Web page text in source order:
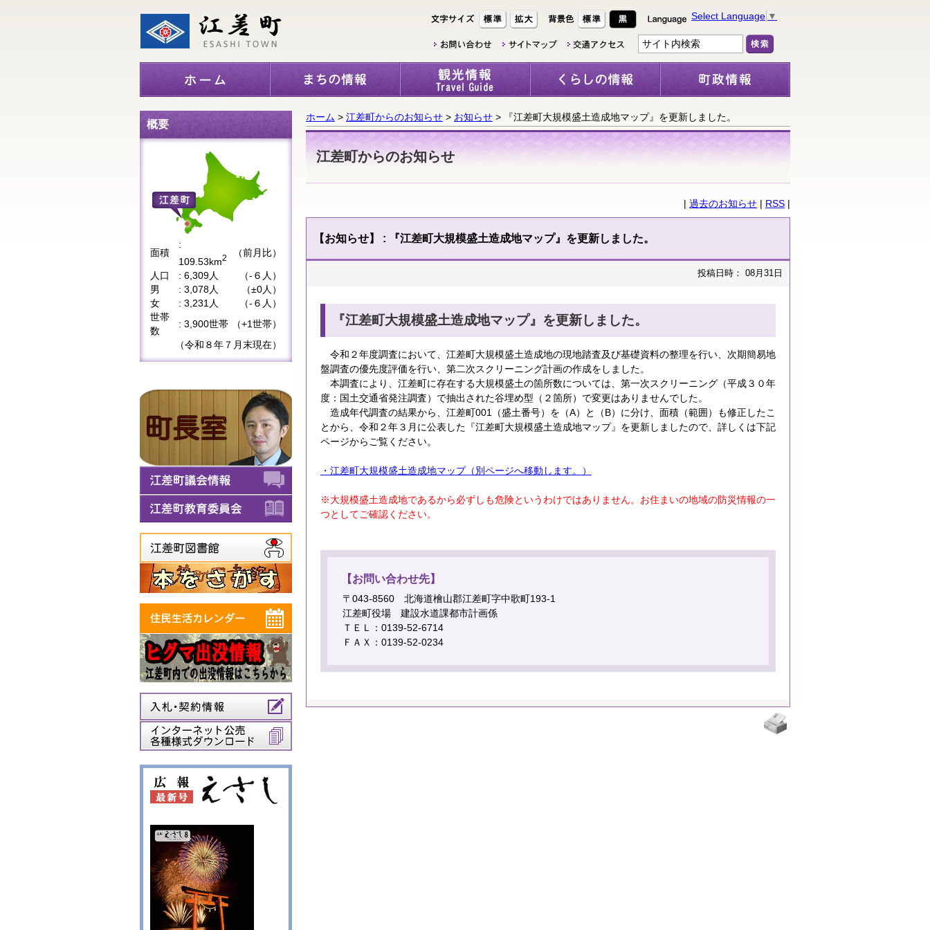
Select Language ▼
ホーム > 江差町からのお知らせ > お知らせ > 『江差町大規模盛土造成地マップ』を更新しました。
江差町からのお知らせ
| 過去のお知らせ | RSS |
【お知らせ】 : 『江差町大規模盛土造成地マップ』を更新しました。
投稿日時： 08月31日
『江差町大規模盛土造成地マップ』を更新しました。
令和２年度調査において、江差町大規模盛土造成地の現地踏査及び基礎資料の整理を行い、次期簡易地
盤調査の優先度評価を行い、第二次スクリーニング計画の作成をしました。
本調査により、江差町に存在する大規模盛土の箇所数については、第一次スクリーニング（平成３０年
度：国土交通省発注調査）で抽出された谷埋め型（２箇所）で変更はありませんでした。
造成年代調査の結果から、江差町001（盛土番号）を（A）と（B）に分け、面積（範囲）も修正したこ
とから、令和２年３月に公表した『江差町大規模盛土造成地マップ』を更新しましたので、詳しくは下記
ページからご覧ください。
・江差町大規模盛土造成地マップ（別ページへ移動します。）
※大規模盛土造成地であるから必ずしも危険というわけではありません。お住まいの地域の防災情報の一
つとしてご確認ください。
【お問い合わせ先】
〒043-8560 北海道檜山郡江差町字中歌町193-1
江差町役場 建設水道課都市計画係
ＴＥＬ：0139-52-6714
ＦＡＸ：0139-52-0234
概要
面積
:
109.53km2 （前月比）
人口 : 6,309人
（-６人）
男
: 3,078人
（±0人）
女
: 3,231人
（-６人）
世帯
数
: 3,900世帯
（+1世帯）
（令和８年７月末現在）